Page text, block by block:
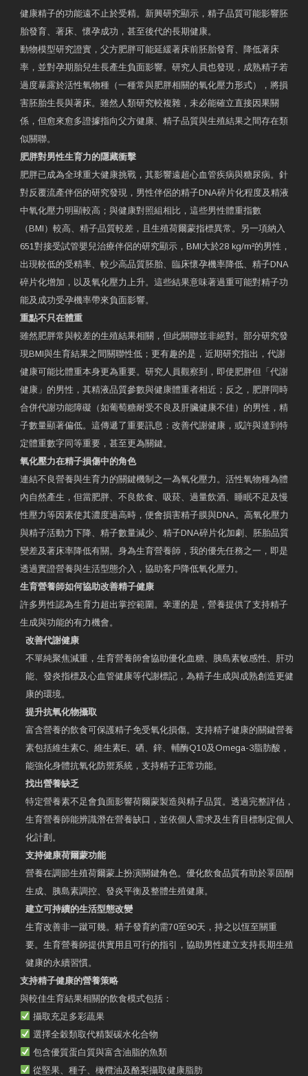
健康精子的功能遠不止於受精。新興研究顯示，精子品質可能影響胚
胎發育、著床、懷孕成功，甚至後代的長期健康。
動物模型研究證實，父方肥胖可能延緩著床前胚胎發育、降低著床
率，並對孕期胎兒生長產生負面影響。研究人員也發現，成熟精子若
過度暴露於活性氧物種（一種常與肥胖相關的氧化壓力形式），將損
害胚胎生長與著床。雖然人類研究較複雜，未必能確立直接因果關
係，但愈來愈多證據指向父方健康、精子品質與生殖結果之間存在類
似關聯。
肥胖對男性生育力的隱藏衝擊
肥胖已成為全球重大健康挑戰，其影響遠超心血管疾病與糖尿病。針
對反覆流產伴侶的研究發現，男性伴侶的精子DNA碎片化程度及精液
中氧化壓力明顯較高；與健康對照組相比，這些男性體重指數
（BMI）較高、精子品質較差，且生殖荷爾蒙指標異常。另一項納入
651對接受試管嬰兒治療伴侶的研究顯示，BMI大於28 kg/m²的男性，
出現較低的受精率、較少高品質胚胎、臨床懷孕機率降低、精子DNA
碎片化增加，以及氧化壓力上升。這些結果意味著過重可能對精子功
能及成功受孕機率帶來負面影響。
重點不只在體重
雖然肥胖常與較差的生殖結果相關，但此關聯並非絕對。部分研究發
現BMI與生育結果之間關聯性低；更有趣的是，近期研究指出，代謝
健康可能比體重本身更為重要。研究人員觀察到，即使肥胖但「代謝
健康」的男性，其精液品質參數與健康體重者相近；反之，肥胖同時
合併代謝功能障礙（如葡萄糖耐受不良及肝臟健康不佳）的男性，精
子數量顯著偏低。這傳遞了重要訊息：改善代謝健康，或許與達到特
定體重數字同等重要，甚至更為關鍵。
氧化壓力在精子損傷中的角色
連結不良營養與生育力的關鍵機制之一為氧化壓力。活性氧物種為體
內自然產生，但當肥胖、不良飲食、吸菸、過量飲酒、睡眠不足及慢
性壓力等因素使其濃度過高時，便會損害精子膜與DNA。高氧化壓力
與精子活動力下降、精子數量減少、精子DNA碎片化加劇、胚胎品質
變差及著床率降低有關。身為生育營養師，我的優先任務之一，即是
透過實證營養與生活型態介入，協助客戶降低氧化壓力。
生育營養師如何協助改善精子健康
許多男性認為生育力超出掌控範圍。幸運的是，營養提供了支持精子
生成與功能的有力機會。
改善代謝健康
不單純聚焦減重，生育營養師會協助優化血糖、胰島素敏感性、肝功
能、發炎指標及心血管健康等代謝標記，為精子生成與成熟創造更健
康的環境。
提升抗氧化物攝取
富含營養的飲食可保護精子免受氧化損傷。支持精子健康的關鍵營養
素包括維生素C、維生素E、硒、鋅、輔酶Q10及Omega-3脂肪酸，
能強化身體抗氧化防禦系統，支持精子正常功能。
找出營養缺乏
特定營養素不足會負面影響荷爾蒙製造與精子品質。透過完整評估，
生育營養師能辨識潛在營養缺口，並依個人需求及生育目標制定個人
化計劃。
支持健康荷爾蒙功能
營養在調節生殖荷爾蒙上扮演關鍵角色。優化飲食品質有助於睪固酮
生成、胰島素調控、發炎平衡及整體生殖健康。
建立可持續的生活型態改變
生育改善非一蹴可幾。精子發育約需70至90天，持之以恆至關重
要。生育營養師提供實用且可行的指引，協助男性建立支持長期生殖
健康的永續習慣。
支持精子健康的營養策略
與較佳生育結果相關的飲食模式包括：
攝取充足多彩蔬果
選擇全穀類取代精製碳水化合物
包含優質蛋白質與富含油脂的魚類
從堅果、種子、橄欖油及酪梨攝取健康脂肪